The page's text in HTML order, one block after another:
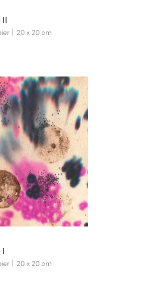
II
20 x 20 cm
20 x 20 cm